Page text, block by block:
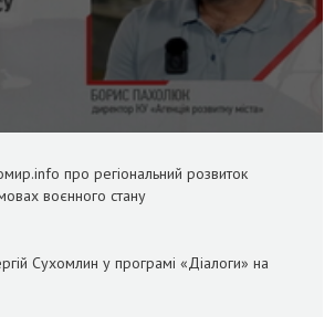
про регіональний розвиток
воєнного стану
Сухомлин у програмі «Діалоги» на